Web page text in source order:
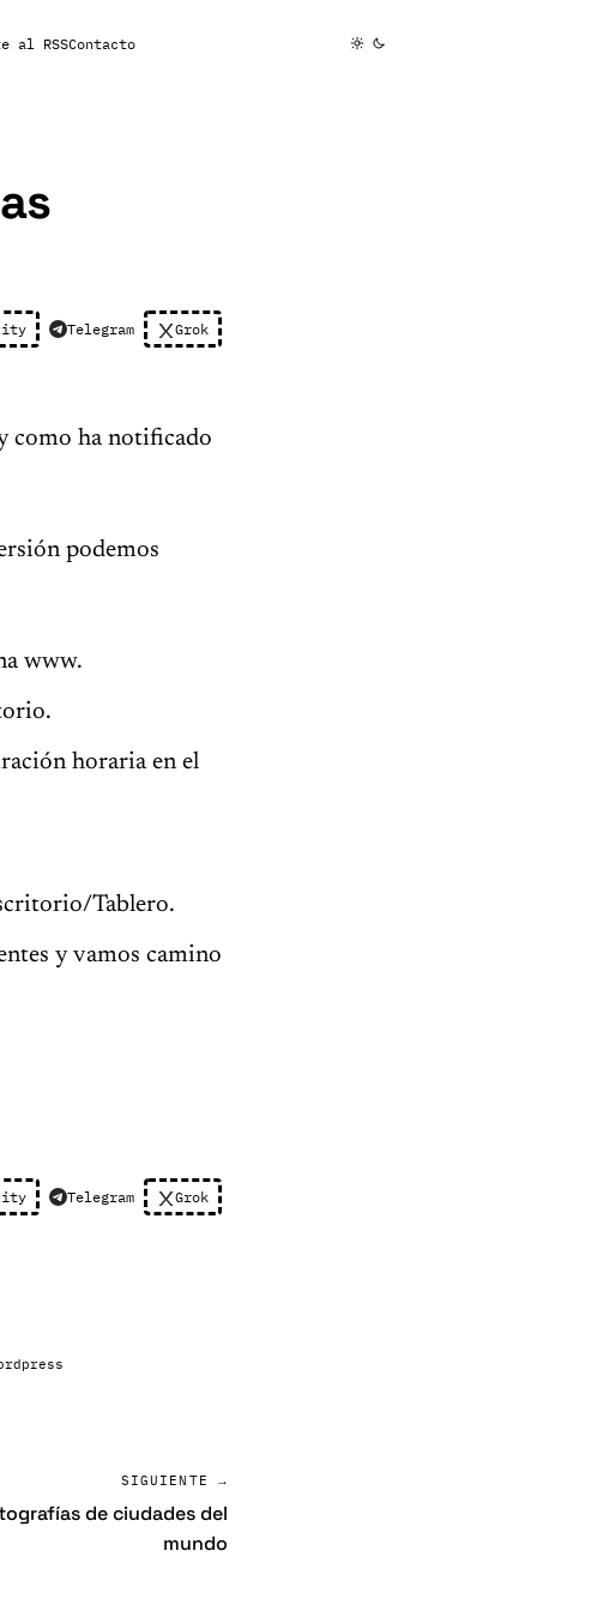
al RSSContacto
Telegram Grok
como ha notificado
podemos
www.
horaria en el
Tablero.
y vamos camino
Telegram Grok
SIGUIENTE →
de ciudades del
mundo